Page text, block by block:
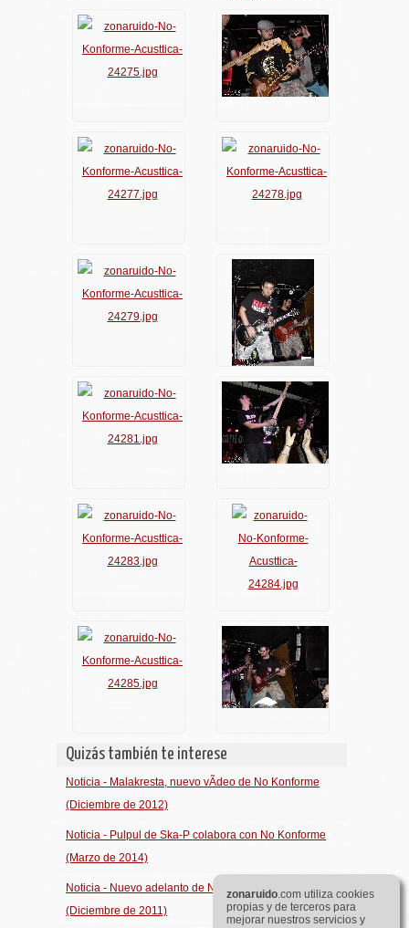
Quizás también te interese
Noticia - Malakresta, nuevo vÃ­deo de No Konforme
(Diciembre de 2012)
Noticia - Pulpul de Ska-P colabora con No Konforme
(Marzo de 2014)
Noticia - Nuevo adelanto de No Konforme: Jake al Rey
(Diciembre de 2011)
zonaruido.com utiliza cookies
propias y de terceros para
mejorar nuestros servicios y